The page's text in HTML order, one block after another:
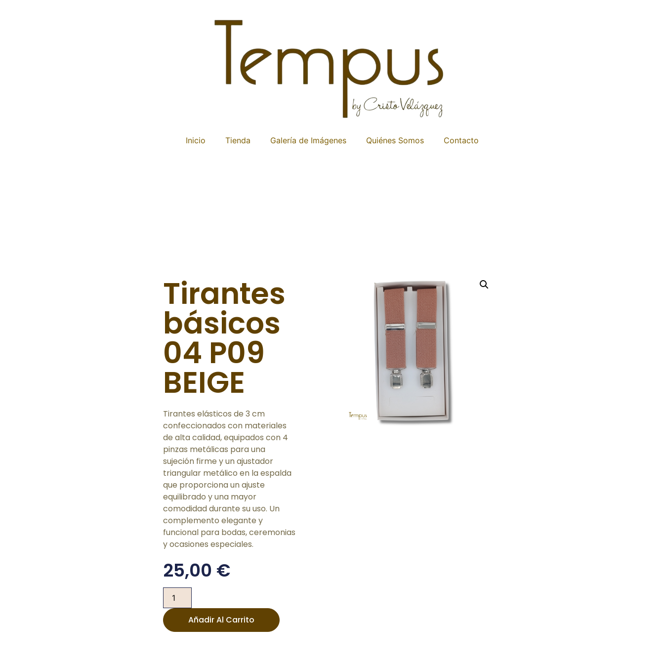
Inicio Tienda Galería de Imágenes Quiénes Somos Contacto
Tirantes
básicos
04 P09
BEIGE
Tirantes elásticos de 3 cm
confeccionados con materiales
de alta calidad, equipados con 4
pinzas metálicas para una
sujeción firme y un ajustador
triangular metálico en la espalda
que proporciona un ajuste
equilibrado y una mayor
comodidad durante su uso. Un
complemento elegante y
funcional para bodas, ceremonias
y ocasiones especiales.
25,00 €
Añadir Al Carrito